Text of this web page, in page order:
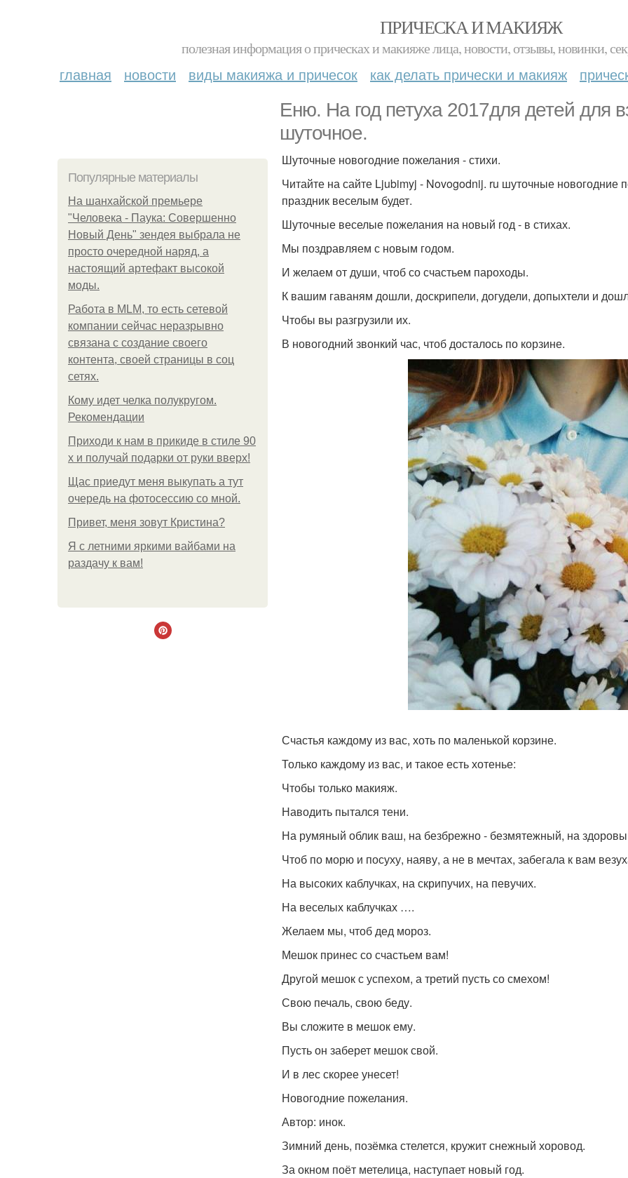
ПРИЧЕСКА И МАКИЯЖ
полезная информация о прическах и макияже лица, новости, отзывы, новинки,
главная новости виды макияжа и причесок как делать прически и макияж
Еню. На год петуха 2017для детей для
шуточное.
Популярные материалы
На шанхайской премьере
"Человека - Паука: Совершенно
Новый День" зендея выбрала не
просто очередной наряд, а
настоящий артефакт высокой
моды.
Работа в MLM, то есть сетевой
компании сейчас неразрывно
связана с создание своего
контента, своей страницы в соц
сетях.
Кому идет челка полукругом.
Рекомендации
Приходи к нам в прикиде в стиле 90
х и получай подарки от руки вверх!
Щас приедут меня выкупать а тут
очередь на фотосессию со мной.
Привет, меня зовут Кристина?
Я с летними яркими вайбами на
раздачу к вам!
Шуточные новогодние пожелания - стихи.
Читайте на сайте Ljubimyj - Novogodnij. ru шуточные новогодние
праздник веселым будет.
Шуточные веселые пожелания на новый год - в стихах.
Мы поздравляем с новым годом.
И желаем от души, чтоб со счастьем пароходы.
К вашим гаваням дошли, доскрипели, догудели, допыхтели и
Чтобы вы разгрузили их.
В новогодний звонкий час, чтоб досталось по корзине.
Счастья каждому из вас, хоть по маленькой корзине.
Только каждому из вас, и такое есть хотенье:
Чтобы только макияж.
Наводить пытался тени.
На румяный облик ваш, на безбрежно - безмятежный, на
Чтоб по морю и посуху, наяву, а не в мечтах, забегала к вам
На высоких каблучках, на скрипучих, на певучих.
На веселых каблучках ….
Желаем мы, чтоб дед мороз.
Мешок принес со счастьем вам!
Другой мешок с успехом, а третий пусть со смехом!
Свою печаль, свою беду.
Вы сложите в мешок ему.
Пусть он заберет мешок свой.
И в лес скорее унесет!
Новогодние пожелания.
Автор: инок.
Зимний день, позёмка стелется, кружит снежный хоровод.
За окном поёт метелица, наступает новый год.